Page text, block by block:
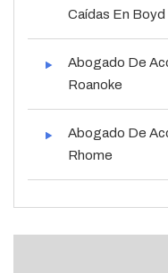
Caídas En Boyd
Abogado De
Roanoke
Abogado De
Rhome